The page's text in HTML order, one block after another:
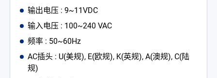
输出电压 : 9~11VDC
输入电压 : 100~240 VAC
频率 : 50~60Hz
AC插头 : U(美规), E(欧规), K(英规), A(澳规), C(陆
规)